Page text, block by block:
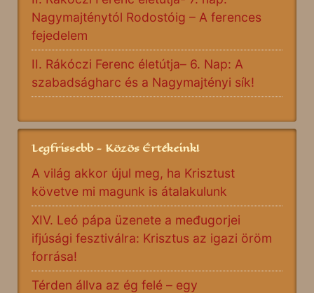
Nagymajténytól Rodostóig – A ferences
fejedelem
II. Rákóczi Ferenc életútja– 6. Nap: A
szabadságharc és a Nagymajtényi sík!
Legfrissebb - Közös Értékeink!
A világ akkor újul meg, ha Krisztust
követve mi magunk is átalakulunk
XIV. Leó pápa üzenete a međugorjei
ifjúsági fesztiválra: Krisztus az igazi öröm
forrása!
Térden állva az ég felé – egy